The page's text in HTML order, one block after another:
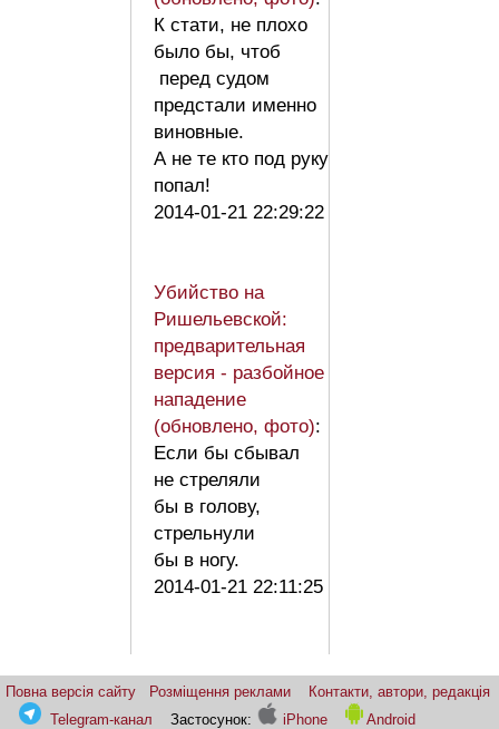
К стати, не плохо
было бы, чтоб
перед судом
предстали именно
виновные.
А не те кто под руку
попал!
2014-01-21 22:29:22
Убийство на
Ришельевской:
предварительная
версия - разбойное
нападение
(обновлено, фото):
Если бы сбывал
не стреляли
бы в голову,
стрельнули
бы в ногу.
2014-01-21 22:11:25
Повна версія сайту Розміщення реклами
Контакти, автори, редакція
Telegram-канал
Застосунок: iPhone
Android